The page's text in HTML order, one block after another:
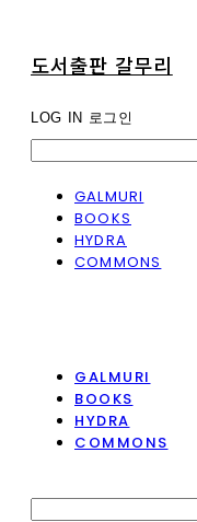
도서출판 갈무리
LOG IN 로그인
GALMURI
BOOKS
HYDRA
COMMONS
GALMURI
BOOKS
HYDRA
COMMONS